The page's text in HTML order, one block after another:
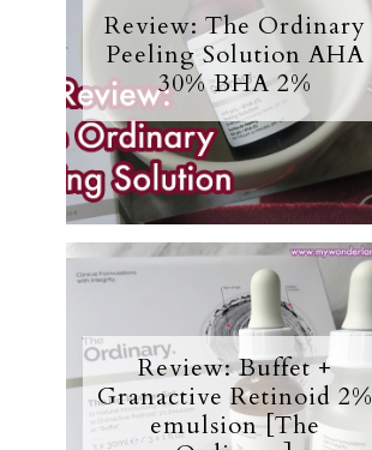
Review: The Ordinary
Peeling Solution AHA
30% BHA 2%
Review: Buffet +
Granactive Retinoid 2%
emulsion [The